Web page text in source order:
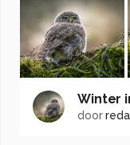
Winter
door